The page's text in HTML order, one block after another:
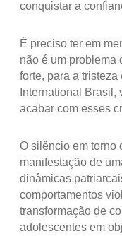
conquistar a
É preciso ter em
não é um problema
forte, para a
International Brasil,
acabar com esses
O silêncio em torno
manifestação de
dinâmicas
comportamentos
transformação de
adolescentes em